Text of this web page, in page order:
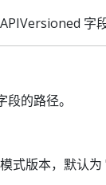
字段
的路径。
式版本，默认为